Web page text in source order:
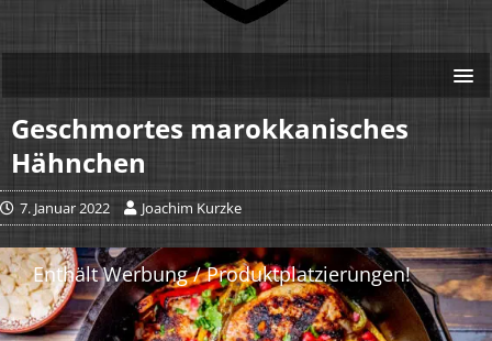
Geschmortes marokkanisches
Hähnchen
7. Januar 2022 Joachim Kurzke